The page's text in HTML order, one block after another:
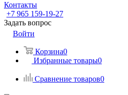
Контакты
+7 965 159-19-27
Задать вопрос
Войти
Корзина0
Избранные товары0
Сравнение товаров0